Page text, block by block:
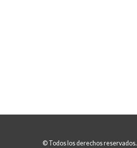
© Todos los derechos reservados.